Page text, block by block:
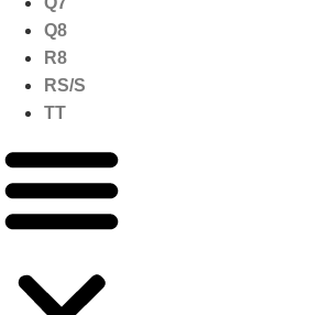
Q8
R8
RS/S
TT